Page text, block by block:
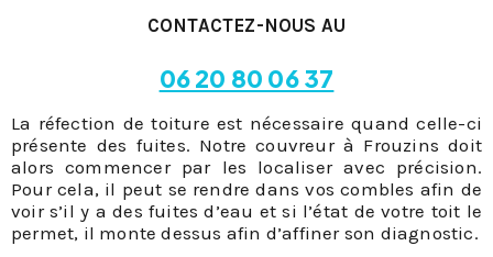
CONTACTEZ-NOUS AU
06 20 80 06 37
La réfection de toiture est nécessaire quand celle-ci
présente des fuites. Notre couvreur à Frouzins doit
alors commencer par les localiser avec précision.
Pour cela, il peut se rendre dans vos combles afin de
voir s’il y a des fuites d’eau et si l’état de votre toit le
permet, il monte dessus afin d’affiner son diagnostic.